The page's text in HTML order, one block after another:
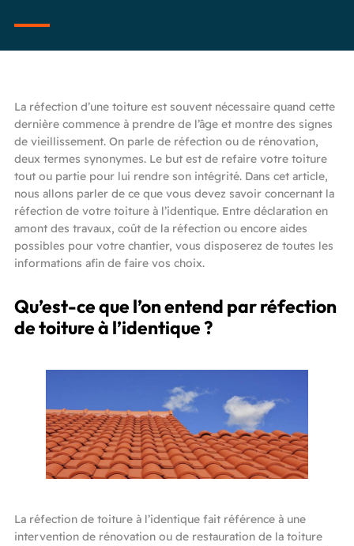
La réfection d’une toiture est souvent nécessaire quand cette
dernière commence à prendre de l’âge et montre des signes
de vieillissement. On parle de réfection ou de rénovation,
deux termes synonymes. Le but est de refaire votre toiture
tout ou partie pour lui rendre son intégrité. Dans cet article,
nous allons parler de ce que vous devez savoir concernant la
réfection de votre toiture à l’identique. Entre déclaration en
amont des travaux, coût de la réfection ou encore aides
possibles pour votre chantier, vous disposerez de toutes les
informations afin de faire vos choix.
Qu’est-ce que l’on entend par réfection
de toiture à l’identique ?
La réfection de toiture à l’identique fait référence à une
intervention de rénovation ou de restauration de la toiture